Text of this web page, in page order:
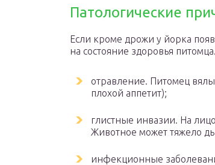
Патологические
Если кроме дрожи у йорка
на состояние здоровья
отравление. Питомец
плохой аппетит);
глистные инвазии. На
Животное может тяжело
инфекционные